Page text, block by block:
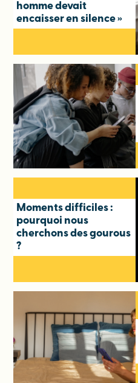
homme devait
encaisser en silence »
Moments difficiles :
pourquoi nous
cherchons des gourous
?